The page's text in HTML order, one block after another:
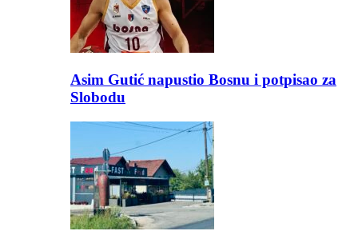
Asim Gutić napustio Bosnu i potpisao za
Slobodu